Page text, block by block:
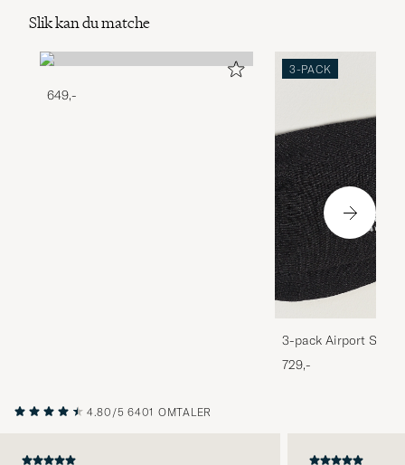
Slik kan du matche
649,-
3-PACK
3-pack Airport
Melange
729,-
4.80/5 6401 OMTALER